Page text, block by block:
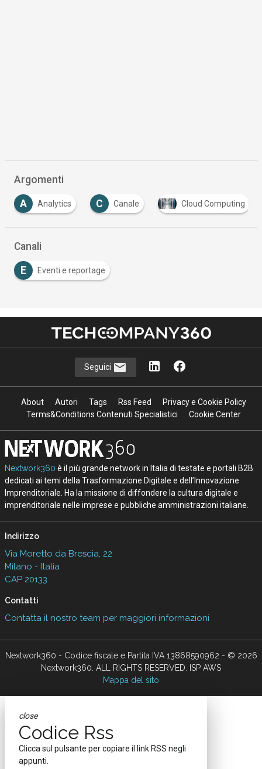
Argomenti
Analytics C Canale Cloud Computing F
Canali
E Eventi e reportage
Seguici
About Autori Tags Rss Feed
Privacy e Cookie Policy
Terms&Conditions Contenuti Specialistici
Cookie Center
Nextwork360 è il più grande network in Italia di testate e portali B2B
dedicati ai temi della Trasformazione Digitale e dell’Innovazione
Imprenditoriale. Ha la missione di diffondere la cultura digitale e
imprenditoriale nelle imprese e pubbliche amministrazioni italiane.
Indirizzo
Via Moretto da Brescia, 22
Milano - Italia
CAP 20133
Contatti
Contatta il nostro team per maggiori informazioni
Nextwork360 - Codice fiscale e Partita IVA 13868590962 - © 2026
Nextwork360. ALL RIGHTS RESERVED. ISP AWS
Mappa del sito
close
Codice Rss
Clicca sul pulsante per copiare il link RSS negli
appunti.